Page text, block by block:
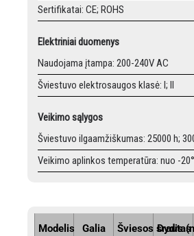
Sertifikatai: CE; ROHS
Elektriniai duomenys
Naudojama įtampa: 200-240V AC
Šviestuvo elektrosaugos klasė: I; II
Veikimo sąlygos
Šviestuvo ilgaamžiškumas: 25000 h;
Veikimo aplinkos temperatūra: nuo -
Modelis Galia Šviesos srautas
Dydis